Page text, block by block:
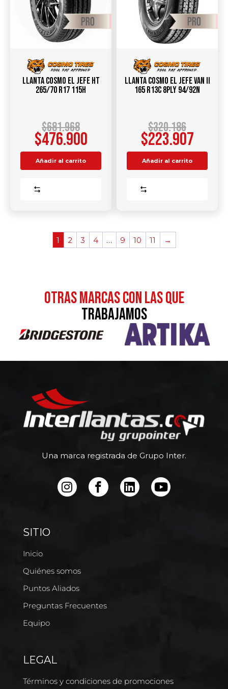
Llanta COSMO EL JEFE HT
265/70 R17 115H
$681.968
$476.900
Añadir al carrito
Llanta Cosmo El Jefe Van II
165 R13C 8PLY 94/92N
$320.186
$223.907
Añadir al carrito
1 2 3 4 … 9 10 11 →
otras MARCAS CON LAS QUE
TRABAJAMOS
Una marca registrada de Grupo Inter.
SITIO
Inicio
Quiénes somos
Puntos Aliados
Preguntas Frecuentes
Equipo
LEGAL
Términos y condiciones de promociones